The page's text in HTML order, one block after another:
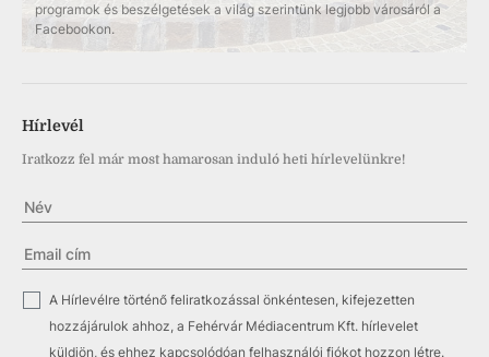
programok és beszélgetések a világ szerintünk legjobb városáról a
Facebookon.
Hírlevél
Iratkozz fel már most hamarosan induló heti hírlevelünkre!
A Hírlevélre történő feliratkozással önkéntesen, kifejezetten
hozzájárulok ahhoz, a Fehérvár Médiacentrum Kft. hírlevelet
küldjön, és ehhez kapcsolódóan felhasználói fiókot hozzon létre.